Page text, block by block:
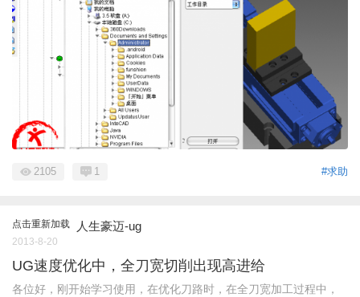
#求助
2105 1
点击重新加载 人生豪迈-ug
2013-8-20
UG速度优化中，全刀宽切削出现高进给
各位好，刚开始学习使用，在优化刀路时，在全刀宽加工过程中，